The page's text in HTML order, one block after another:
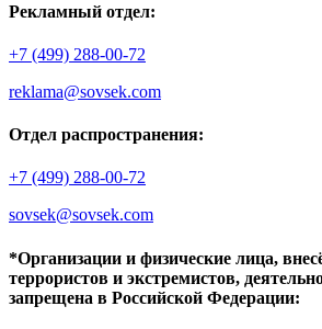
Рекламный отдел:
+7 (499) 288-00-72
reklama@sovsek.com
Отдел распространения:
+7 (499) 288-00-72
sovsek@sovsek.com
*Организации и физические лица,
террористов и экстремистов,
запрещена в Российской Федерации: